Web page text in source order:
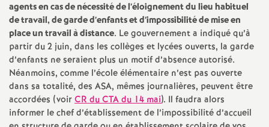
agents en cas de nécessité de l’éloignement du lieu habituel
de travail, de garde d’enfants et d’impossibilité de mise en
place un travail à distance. Le gouvernement a indiqué qu’à
partir du 2 juin, dans les collèges et lycées ouverts, la garde
d’enfants ne seraient plus un motif d’absence autorisé.
Néanmoins, comme l’école élémentaire n’est pas ouverte
dans sa totalité, des ASA, mêmes journalières, peuvent être
accordées (voirCRduCTAdu 14 mai). Il faudra alors
informer le chef d’établissement de l’impossibilité d’accueil